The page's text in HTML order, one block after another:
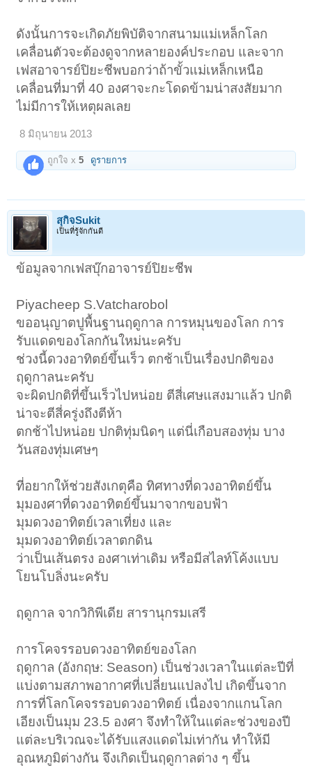
ดังนั้นการจะเกิดภัยพิบัติจากสนามแม่เหล็กโลก
เคลื่อนตัวจะต้องดูจากหลายองค์ประกอบ และจาก
เฟสอาจารย์ปิยะชีพบอกว่าถ้าขั้วแม่เหล็กเหนือ
เคลื่อนที่มาที่ 40 องศาจะกะโดดข้ามน่าสงสัยมาก
ไม่มีการให้เหตุผลเลย
8 มิถุนายน 2013
ถูกใจ x5 ดูรายการ
สุกิจSukit
เป็นที่รู้จักกันดี
ข้อมูลจากเฟสบุ๊กอาจารย์ปิยะชีพ
Piyacheep S.Vatcharobol
ขออนุญาตปูพื้นฐานฤดูกาล การหมุนของโลก การ
รับแดดของโลกกันใหม่นะครับ
ช่วงนี้ดวงอาทิตย์ขึ้นเร็ว ตกช้าเป็นเรื่องปกติของ
ฤดูกาลนะครับ
จะผิดปกติที่ขึ้นเร็วไปหน่อย ตีสี่เศษแสงมาแล้ว ปกติ
น่าจะตีสี่ครู่งถึงตีห้า
ตกช้าไปหน่อย ปกติทุ่มนิดๆ แต่นี่เกือบสองทุ่ม บาง
วันสองทุ่มเศษๆ
ที่อยากให้ช่วยสังเกตุคือ ทิศทางที่ดวงอาทิตย์ขึ้น
มุมองศาที่ดวงอาทิตย์ขึ้นมาจากขอบฟ้า
มุมดวงอาทิตย์เวลาเที่ยง และ
มุมดวงอาทิตย์เวลาตกดิน
ว่าเป็นเส้นตรง องศาเท่าเดิม หรือมีสไลท์โค้งแบบ
โยนโบลิ่งนะครับ
ฤดูกาล จากวิกิพีเดีย สารานุกรมเสรี
การโคจรรอบดวงอาทิตย์ของโลก
ฤดูกาล (อังกฤษ: Season) เป็นช่วงเวลาในแต่ละปีที่
แบ่งตามสภาพอากาศที่เปลี่ยนแปลงไป เกิดขึ้นจาก
การที่โลกโคจรรอบดวงอาทิตย์ เนื่องจากแกนโลก
เอียงเป็นมุม 23.5 องศา จึงทำให้ในแต่ละช่วงของปี
แต่ละบริเวณจะได้รับแสงแดดไม่เท่ากัน ทำให้มี
อุณหภูมิต่างกัน จึงเกิดเป็นฤดูกาลต่าง ๆ ขึ้น